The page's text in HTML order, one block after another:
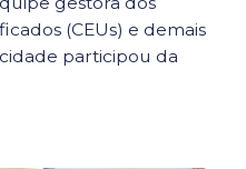
(CEUs) e demais
participou da